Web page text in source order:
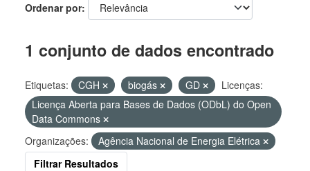
Ordenar por
1 conjunto de dados encontrado
Etiquetas: CGH biogás GD
Licenças:
Licença Aberta para Bases de Dados (ODbL) do Open
Data Commons
Organizações:
Agência Nacional de Energia Elétrica
Filtrar Resultados